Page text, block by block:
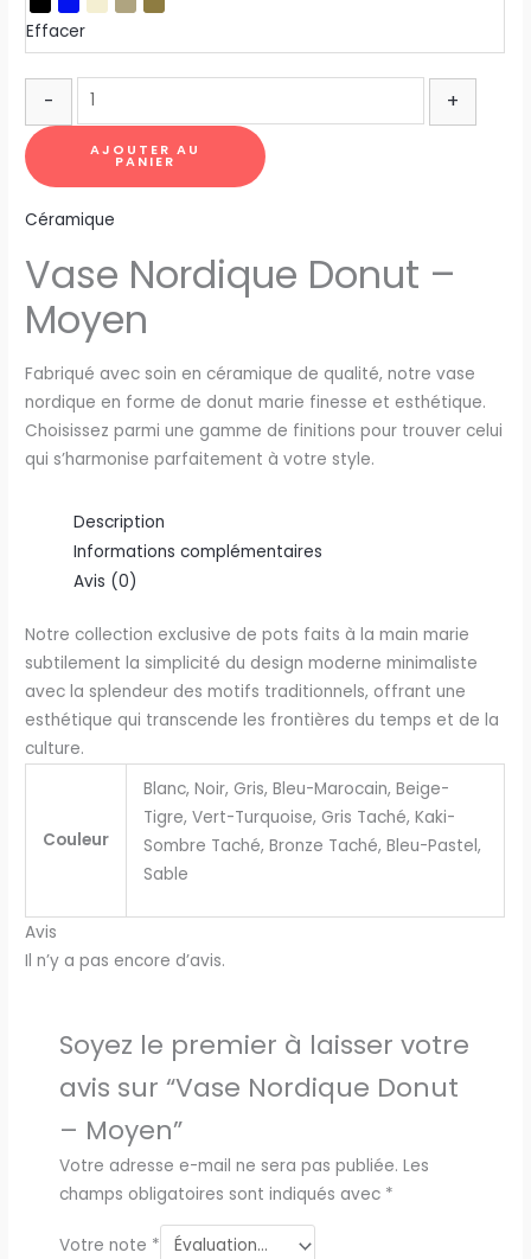
Céramique
Vase Nordique Donut –
Moyen
Fabriqué avec soin en céramique de qualité, notre vase
nordique en forme de donut marie finesse et esthétique.
Choisissez parmi une gamme de finitions pour trouver celui
qui s’harmonise parfaitement à votre style.
Effacer
- +
AJOUTER AU
PANIER
Description
Informations complémentaires
Avis (0)
Notre collection exclusive de pots faits à la main marie
subtilement la simplicité du design moderne minimaliste
avec la splendeur des motifs traditionnels, offrant une
esthétique qui transcende les frontières du temps et de la
culture.
Couleur
Blanc, Noir, Gris, Bleu-Marocain, Beige-
Tigre, Vert-Turquoise, Gris Taché, Kaki-
Sombre Taché, Bronze Taché, Bleu-Pastel,
Sable
Avis
Il n’y a pas encore d’avis.
Soyez le premier à laisser votre
avis sur “Vase Nordique Donut
– Moyen”
Votre adresse e-mail ne sera pas publiée. Les
champs obligatoires sont indiqués avec *
Votre note *